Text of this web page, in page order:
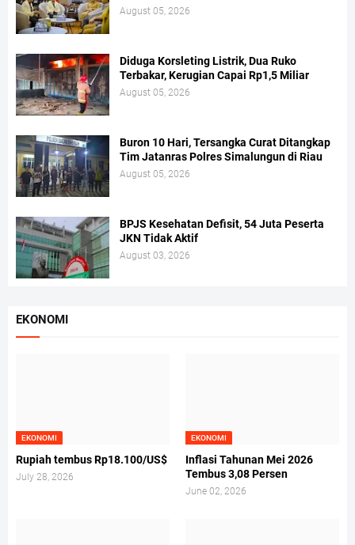
August 05, 2026
Diduga Korsleting Listrik, Dua Ruko
Terbakar, Kerugian Capai Rp1,5 Miliar
August 05, 2026
Buron 10 Hari, Tersangka Curat Ditangkap
Tim Jatanras Polres Simalungun di Riau
August 05, 2026
BPJS Kesehatan Defisit, 54 Juta Peserta
JKN Tidak Aktif
August 03, 2026
EKONOMI
EKONOMI
Rupiah tembus Rp18.100/US$
July 28, 2026
EKONOMI
Inflasi Tahunan Mei 2026
Tembus 3,08 Persen
June 02, 2026